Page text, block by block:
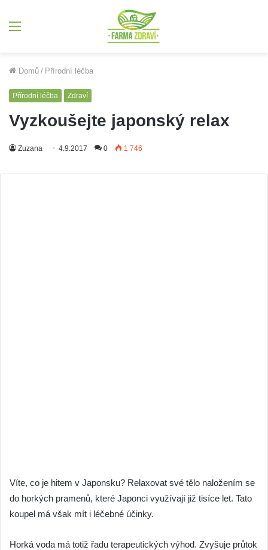
Domů / Přírodní léčba
Přírodní léčba Zdraví
Vyzkoušejte japonský relax
Zuzana 4.9.2017 0 1 746
Víte, co je hitem v Japonsku? Relaxovat své tělo naložením se
do horkých pramenů, které Japonci využívají již tisíce let. Tato
koupel má však mít i léčebné účinky.
Horká voda má totiž řadu terapeutických výhod. Zvyšuje průtok